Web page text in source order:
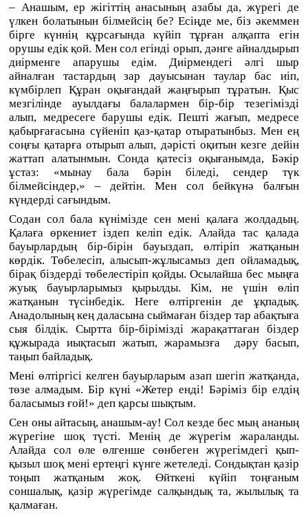
– Анашым, ер жігіттің анасының азабы да, жүрегі де
үлкен болатынын білмейсің бе? Есіңде ме, біз әкеммен
бірге күннің құрсағында күйіп тұрған алқапта егін
орушы едік қой. Мен сол егінді орып, дәнге айналдырып
диірменге апарушы едім. Диірмендегі әлгі шыр
айналған тастардың зар дауысынан таулар бас иіп,
күмбірлеп Құран оқығандай жаңғырып тұратын. Қыс
мезгілінде ауылдағы балалармен бір-бір тезегімізді
алып, медресеге барушы едік. Пешті жағып, медресе
қабырғағасына сүйеніп қаз-қатар отыратынбыз. Мен ең
соңғы қатарға отырып алып, дәрісті оқитын кезге дейін
жаттап алатынмын. Сонда қатесіз оқығанымда, Бәкір
ұстаз: «мынау бала бәрін біледі, сендер түк
білмейсіндер,» – дейтін. Мен сол бейкүнә балғын
күндерді сағындым.
Содан сол бала күнімізде сен мені қалаға жолдадың.
Қалаға өркениет іздеп келіп едік. Алайда тас қалада
бауырлардың бір-бірін бауыздап, өлтіріп жатқанын
көрдік. Төбелесіп, алысып-жұлысамыз деп ойламадық,
бірақ біздерді төбелестіріп қойды. Осылайша бес мыңға
жуық бауырларымыз қырылды. Кім, не үшін өліп
жатқанын түсінбедік. Неге өлтіргенін де ұқпадық.
Анадолының кең даласына сыймаған біздер тар абақтыға
сыя білдік. Сыртта бір-бірімізді жарақаттаған біздер
құжырада иықтасып жатып, жарамызға
дәру басып,
таңып байладық.
Мені өлтіргісі келген бауырларым азап шегіп жатқанда,
төзе алмадым. Бір күні «Жетер енді! Бәріміз бір елдің
баласымыз ғой!» деп қарсы шықтым.
Сен оны айтасың, анашым-ау! Сол кезде бес мың ананың
жүрегіне шоқ түсті. Менің де жүрегім жараланды.
Алайда сол өле өлгенше сөнбеген жүрегімдегі қып-
қызыл шоқ мені ертеңгі күнге жетеледі. Сондықтан қазір
тоңып жатқаным жоқ. Өйткені күйіп тоңғаным
соншалық, қазір жүрегімде салқындық та, жылылық та
қалмаған.